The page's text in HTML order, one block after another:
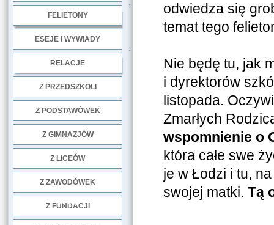
FELIETONY
ESEJE I WYWIADY
RELACJE
Z PRZEDSZKOLI
Z PODSTAWÓWEK
Z GIMNAZJÓW
Z LICEÓW
Z ZAWODÓWEK
Z FUNDACJI
odwiedza się
temat tego
Nie będę tu, jak
i dyrektorów
listopada.
Zmarłych
wspomnienie o
która całe swe
je w Łodzi i tu,
swojej matki. Tą